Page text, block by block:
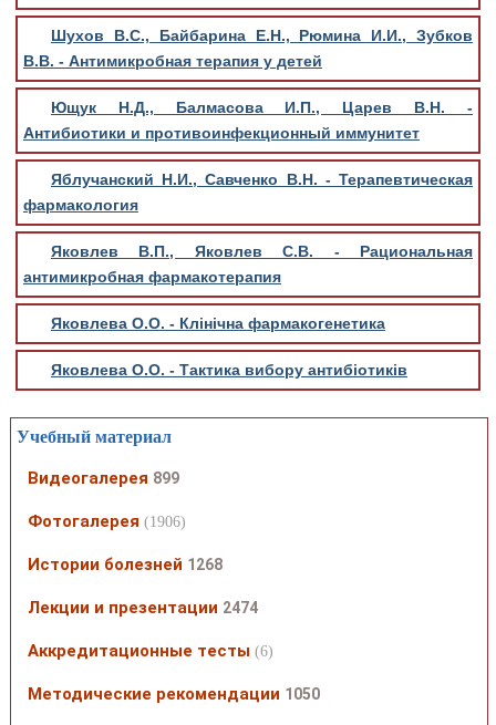
Шухов В.С., Байбарина Е.Н., Рюмина И.И., Зубков
В.В. - Антимикробная терапия у детей
Ющук Н.Д., Балмасова И.П., Царев В.Н. -
Антибиотики и противоинфекционный иммунитет
Яблучанский Н.И., Савченко В.Н. - Терапевтическая
фармакология
Яковлев В.П., Яковлев С.В. - Рациональная
антимикробная фармакотерапия
Яковлева О.О. - Клінічна фармакогенетика
Яковлева О.О. - Тактика вибору антибіотиків
Учебный материал
Видеогалерея 899
Фотогалерея (1906)
Истории болезней 1268
Лекции и презентации 2474
Аккредитационные тесты (6)
Методические рекомендации 1050